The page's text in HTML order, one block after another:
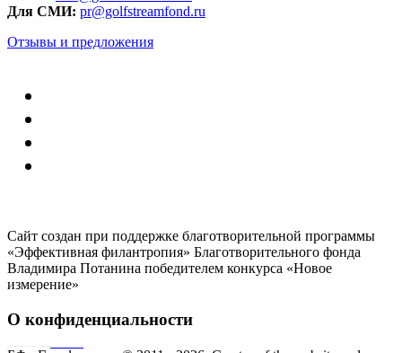
Для СМИ: pr@golfstreamfond.ru
Отзывы и предложения
Сайт создан при поддержке благотворительной программы
«Эффективная филантропия» Благотворительного фонда
Владимира Потанина победителем конкурса «Новое
измерение»
О конфиденциальности